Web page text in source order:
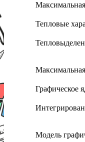
Тепловые
Графическое
Модель